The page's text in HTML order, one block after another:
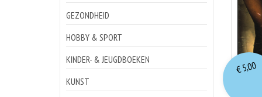
GEZONDHEID
HOBBY & SPORT
KINDER- & JEUGDBOEKEN
KUNST
€5,00